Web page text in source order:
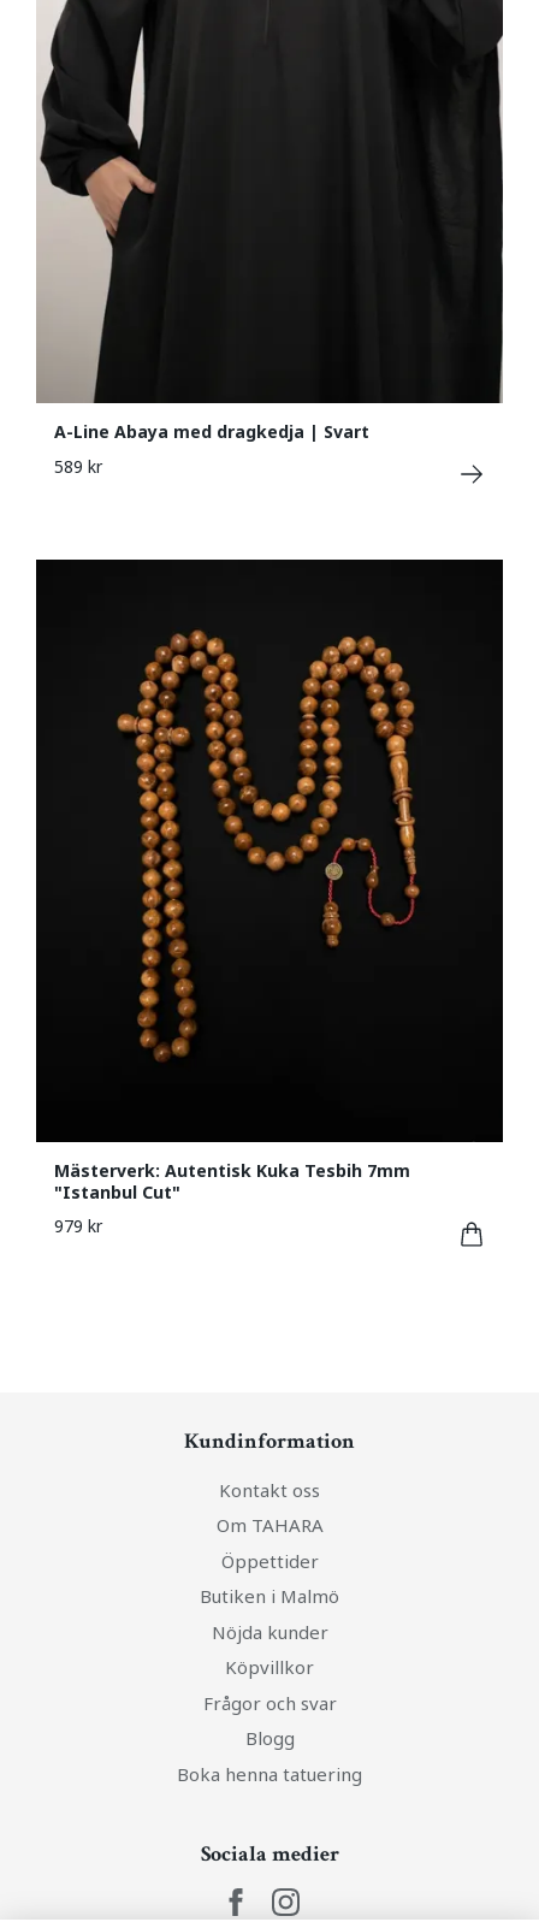
A-Line Abaya med dragkedja | Svart
589 kr
Mästerverk: Autentisk Kuka Tesbih 7mm
"Istanbul Cut"
979 kr
Kundinformation
Kontakt oss
Om TAHARA
Öppettider
Butiken i Malmö
Nöjda kunder
Köpvillkor
Frågor och svar
Blogg
Boka henna tatuering
Sociala medier